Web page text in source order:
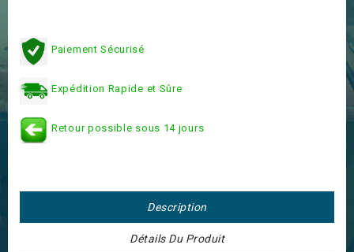
Paiement Sécurisé
Expédition Rapide et Sûre
Retour possible sous 14 jours
Description
Détails Du Produit